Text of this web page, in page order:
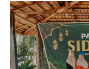
HUKUM
HUKUM